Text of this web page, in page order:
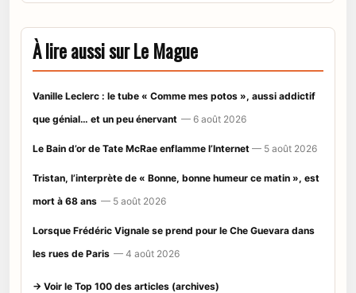
À lire aussi sur Le Mague
Vanille Leclerc : le tube « Comme mes potos », aussi addictif
que génial… et un peu énervant — 6 août 2026
Le Bain d’or de Tate McRae enflamme l’Internet — 5 août 2026
Tristan, l’interprète de « Bonne, bonne humeur ce matin », est
mort à 68 ans — 5 août 2026
Lorsque Frédéric Vignale se prend pour le Che Guevara dans
les rues de Paris — 4 août 2026
→ Voir le Top 100 des articles (archives)